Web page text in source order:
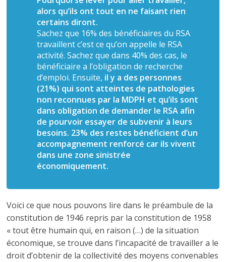
alors qu’ils ont tout en ne faisant rien
certains diront.
Sachez que 16% des bénéficiaires du RSA
travaillent c’est ce qu’on appelle le RSA
activité. Sachez que dans 40% des cas, le
bénéficiaire a l’obligation de recherche
d’emploi. Ensuite, il y a des personnes
(21%) qui sont atteintes de pathologies
non reconnues par la MDPH et qu’ils sont
dans obligation de demander le RSA afin
de pourvoir essayer de subvenir à leurs
besoins. 23% des restes bénéficient d’un
accompagnement renforcé car ils vivent
dans une zone sinistrée
économiquement.
Voici ce que nous pouvons lire dans le préambule de la
constitution de 1946 repris par la constitution de 1958
« tout être humain qui, en raison (…) de la situation
économique, se trouve dans l’incapacité de travailler a le
droit d’obtenir de la collectivité des moyens convenables